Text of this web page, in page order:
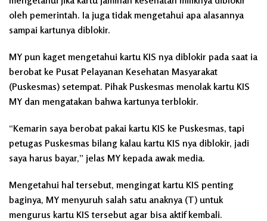
oleh pemerintah. Ia juga tidak mengetahui apa alasannya
sampai kartunya diblokir.
MY pun kaget mengetahui kartu KIS nya diblokir pada saat ia
berobat ke Pusat Pelayanan Kesehatan Masyarakat
(Puskesmas) setempat. Pihak Puskesmas menolak kartu KIS
MY dan mengatakan bahwa kartunya terblokir.
“Kemarin saya berobat pakai kartu KIS ke Puskesmas, tapi
petugas Puskesmas bilang kalau kartu KIS nya diblokir, jadi
saya harus bayar,” jelas MY kepada awak media.
Mengetahui hal tersebut, mengingat kartu KIS penting
baginya, MY menyuruh salah satu anaknya (T) untuk
mengurus kartu KIS tersebut agar bisa aktif kembali.